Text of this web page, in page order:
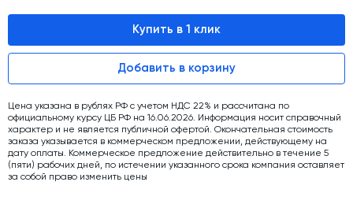
Силосы для цемента и обвязка
Растариватели Биг-Бегов
Тепловое оборудование
Дозаторы для бетонных заводов
Затворы для силосов и дозаторов
Промышленные фильтры и комплектующие
Купить в 1 клик
Добавить в корзину
Цена указана в рублях РФ с учетом НДС 22% и рассчитана по
официальному курсу ЦБ РФ на 16.06.2026. Информация носит справочный
характер и не является публичной офертой. Окончательная стоимость
заказа указывается в коммерческом предложении, действующему на
дату оплаты. Коммерческое предложение действительно в течение 5
(пяти) рабочих дней, по истечении указанного срока компания оставляет
за собой право изменить цены